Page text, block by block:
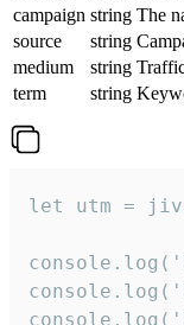
campaign string The
source
string
medium
string
term
string
let utm =